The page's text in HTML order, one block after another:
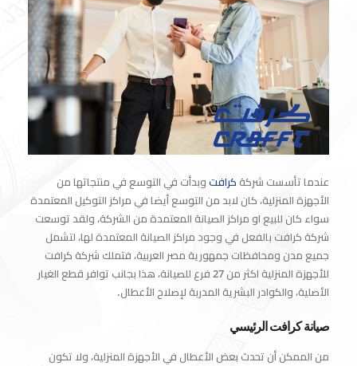
عندما تأسست شركة كرافت وبدأت في التوسع في منتجاتها من
الأجهزة المنزلية، كان لابد من التوسع أيضا في مراكز التوكيل المعتمدة
سواء كان للبيع او مراكز الصيانة المعتمدة من الشركة، ولقد توسعت
شركة كرافت بالفعل في وجود مراكز الصيانة المعتمدة لها، لتشمل
جميع مدن ومحافظات جمهورية مصر العربية، فتملك شركة كرافت
للأجهزة المنزلية اكثر من 27 فرع للصيانة، هذا بجانب توافر قطع الغيار
الأصلية، والكوادر البشرية المدربة لإصلاح الأعطال.
صيانة كرافت الرئيسي
من الممكن أن تحدث بعض الأعطال في الأجهزة المنزلية، ولا تكون